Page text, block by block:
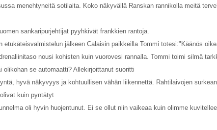
menehtyneitä sotilaita. Koko näkyvällä Ranskan rannikolla meitä
sankaripurjehtijat pyyhkivät frankkien rantoja.
jälkeen Calaisin paikkeilla Tommi totesi:"Käänös
nousi kohisten kuin vuorovesi rannalla. Tommi toimi silmä
se automaatti? Allekirjoittanut suoritti
hyvä näkyvyys ja kohtuullisen vähän liikennettä. Rahtilaivojen surkean
kuin pyntätyt
oli hyvin huojentunut. Ei se ollut niin vaikeaa kuin olimme